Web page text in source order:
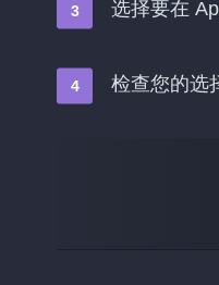
选择要在
检查您的选